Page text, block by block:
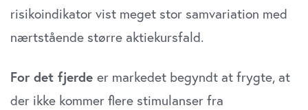
risikoindikator vist meget stor samvariation med
nærtstående større aktiekursfald.
For det fjerde er markedet begyndt at frygte, at
der ikke kommer flere stimulanser fra